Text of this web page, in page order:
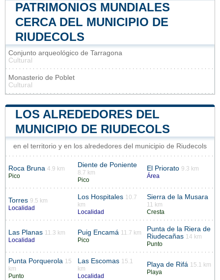
PATRIMONIOS MUNDIALES
CERCA DEL MUNICIPIO DE
RIUDECOLS
Conjunto arqueológico de Tarragona
Cultural
Monasterio de Poblet
Cultural
LOS ALREDEDORES DEL
MUNICIPIO DE RIUDECOLS
en el territorio y en los alrededores del municipio de Riudecols
Roca Bruna 4.9 km
Pico
Diente de Poniente
8.7 km
Pico
El Priorato 9.3 km
Área
Torres 9.5 km
Localidad
Los Hospitales 10.7
km
Localidad
Sierra de la Musara
11 km
Cresta
Las Planas 11.3 km
Localidad
Puig Encamá 11.7 km
Pico
Punta de la Riera de
Riudecañas 14 km
Punto
Punta Porquerola 15
km
Punto
Las Escomas 15.1
km
Localidad
Playa de Rifá 15.1 km
Playa